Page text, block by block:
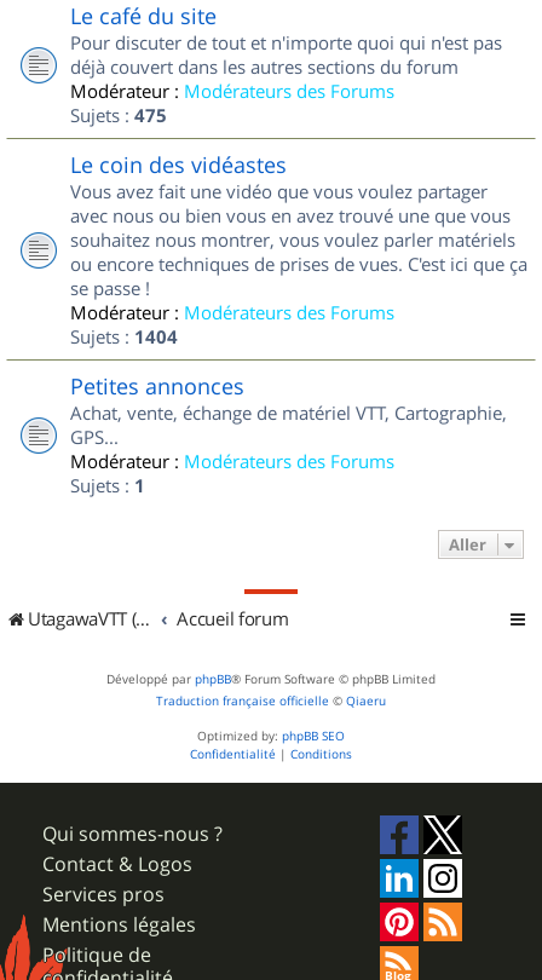
Le café du site
Pour discuter de tout et n'importe quoi qui n'est pas
déjà couvert dans les autres sections du forum
Modérateur : Modérateurs des Forums
Sujets : 475
Le coin des vidéastes
Vous avez fait une vidéo que vous voulez partager
avec nous ou bien vous en avez trouvé une que vous
souhaitez nous montrer, vous voulez parler matériels
ou encore techniques de prises de vues. C'est ici que ça
se passe !
Modérateur : Modérateurs des Forums
Sujets : 1404
Petites annonces
Achat, vente, échange de matériel VTT, Cartographie,
GPS...
Modérateur : Modérateurs des Forums
Sujets : 1
Aller
UtagawaVTT (Randos VTT et VTTAE avec traces GPS) Accueil forum
Développé par phpBB® Forum Software © phpBB Limited
Traduction française officielle © Qiaeru
Optimized by: phpBB SEO
Confidentialité | Conditions
Qui sommes-nous ?
Contact & Logos
Services pros
Mentions légales
Politique de